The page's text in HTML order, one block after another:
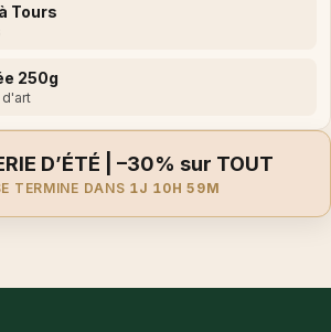
Tours
250g
d'art
D’ÉTÉ | –30% sur TOUT
TERMINE DANS 1J 10H 59M